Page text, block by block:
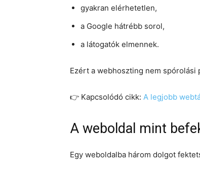
gyakran elérhetetlen,
a Google hátrébb sorol,
a látogatók elmennek.
Ezért a webhoszting nem spórolási
👉 Kapcsolódó cikk: A legjobb
A weboldal mint
Egy weboldalba három dolgot